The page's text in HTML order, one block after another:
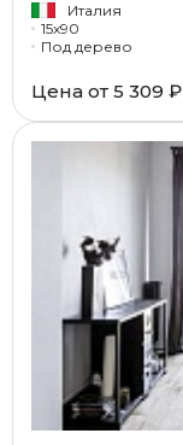
Италия
15x90
Под дерево
Цена от 5 309 ₽